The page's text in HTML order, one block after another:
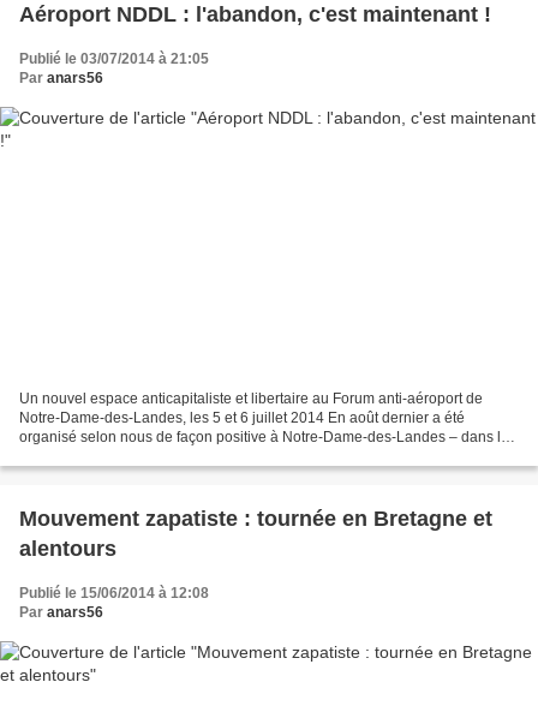
Aéroport NDDL : l'abandon, c'est maintenant !
Publié le 03/07/2014 à 21:05
Par anars56
Un nouvel espace anticapitaliste et libertaire au Forum anti-aéroport de
Notre-Dame-des-Landes, les 5 et 6 juillet 2014 En août dernier a été
organisé selon nous de façon positive à Notre-Dame-des-Landes – dans le
Mouvement zapatiste : tournée en Bretagne et
alentours
Publié le 15/06/2014 à 12:08
Par anars56